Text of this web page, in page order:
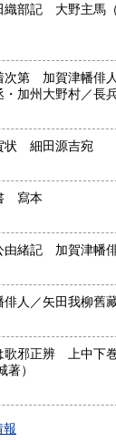
て
ニナリマシタ古本
シタラ何種ヲ問ワ
ス誠實ヲ旨トシテ
術工芸、国語国
和本 書画 浮世
記 大野主馬（大野
第 加賀津幡俳人／
加州大野村／長兵
状 細田源吉宛
寫本
緒記 加賀津幡
邪正辨 上中下
靈城著）
報